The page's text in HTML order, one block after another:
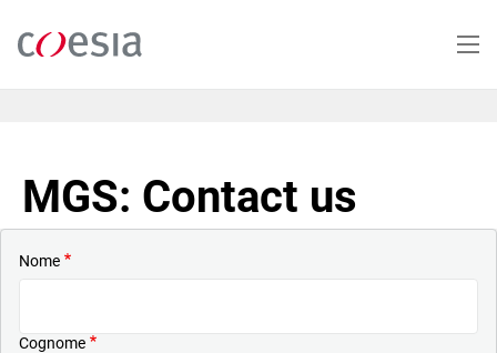
contenuto
MGS: Contact us
Nome
Cognome